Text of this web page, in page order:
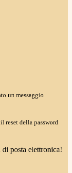
un messaggio
reset della password
posta elettronica!